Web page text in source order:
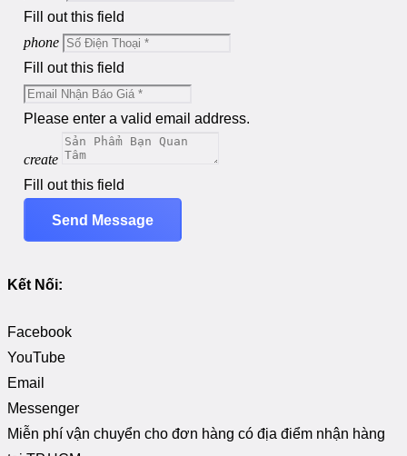
Fill out this field
phone
Fill out this field
Please enter a valid email address.
create
Fill out this field
Send Message
Kết Nối:
Facebook
YouTube
Email
Messenger
Miễn phí vận chuyển cho đơn hàng có địa điểm nhận hàng